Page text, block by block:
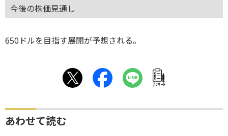
今後の株価見通し
650ドルを目指す展開が予想される。
ｱﾝｹｰﾄ
あわせて読む